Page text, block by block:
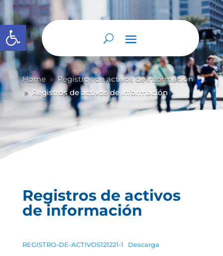
Abrir barra de herramientas
Home 9 Registros de activos de información
9 Registros de activos de información
Registros de activos
de información
REGISTRO-DE-ACTIVOS121221-1 Descarga